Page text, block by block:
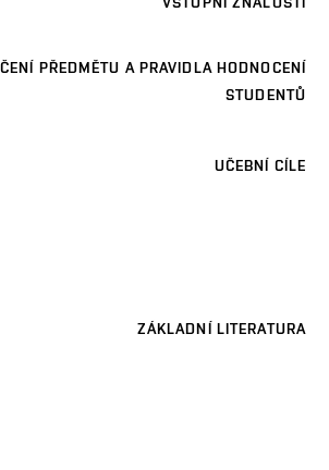
PŘEDMĚTU A PRAVIDLA HODNOCENÍ
STUDENTŮ
UČEBNÍ CÍLE
ZÁKLADNÍ LITERATURA